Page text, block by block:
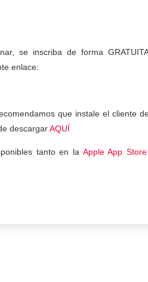
se inscriba de forma
enlace:
que instale el cliente
descargarAQUÍ
tanto en la Apple App Store